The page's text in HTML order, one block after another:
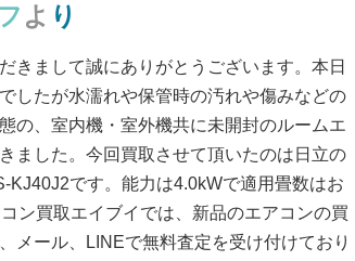
よ り
きまして誠にありがとうございます。本日
したが水濡れや保管時の汚れや傷みなどの
の、室内機・室外機共に未開封のルームエ
ました。今回買取させて頂いたのは日立の
KJ40J2です。能力は4.0kWで適用畳数はお
ン買取エイブイでは、新品のエアコンの買
メール、LINEで無料査定を受け付けており